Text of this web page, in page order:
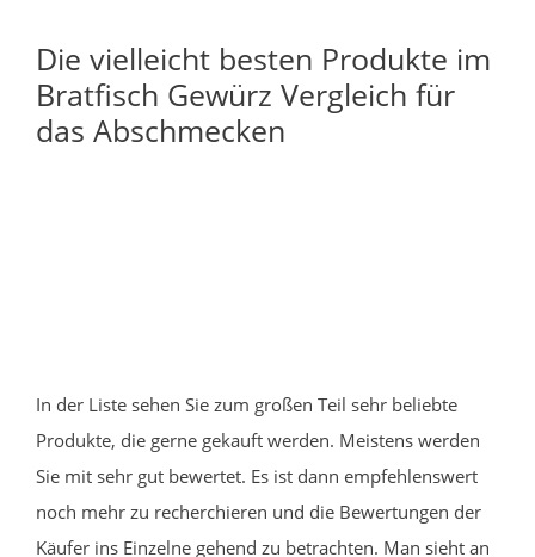
Die vielleicht besten Produkte im
Bratfisch Gewürz Vergleich für
das Abschmecken
In der Liste sehen Sie zum großen Teil sehr beliebte
Produkte, die gerne gekauft werden. Meistens werden
Sie mit sehr gut bewertet. Es ist dann empfehlenswert
noch mehr zu recherchieren und die Bewertungen der
Käufer ins Einzelne gehend zu betrachten. Man sieht an